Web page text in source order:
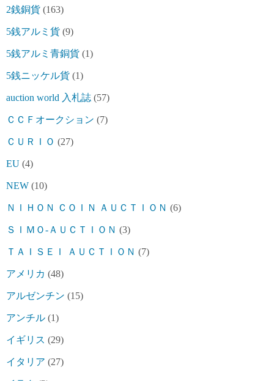
2銭銅貨 (163)
5銭アルミ貨 (9)
5銭アルミ青銅貨 (1)
5銭ニッケル貨 (1)
auction world 入札誌 (57)
ＣＣＦオークション (7)
ＣＵＲＩＯ (27)
EU (4)
NEW (10)
ＮＩＨＯＮ ＣＯＩＮ ＡＵＣＴＩＯＮ (6)
ＳＩＭＯ-ＡＵＣＴＩＯＮ (3)
ＴＡＩＳＥＩ ＡＵＣＴＩＯＮ (7)
アメリカ (48)
アルゼンチン (15)
アンチル (1)
イギリス (29)
イタリア (27)